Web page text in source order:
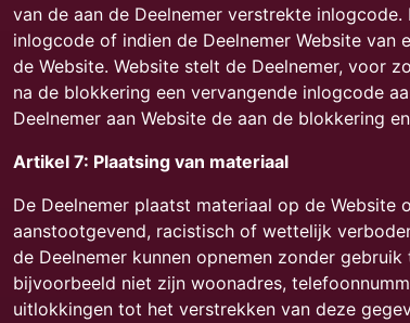
van de aan de Deelnemer verstrekte
inlogcode of indien de Deelnemer Website
de Website. Website stelt de Deelnemer, voor
na de blokkering een vervangende inlogcode
Deelnemer aan Website de aan de blokkering
Artikel 7: Plaatsing van materiaal
De Deelnemer plaatst materiaal op de
aanstootgevend, racistisch of wettelijk
de Deelnemer kunnen opnemen zonder
bijvoorbeeld niet zijn woonadres,
uitlokkingen tot het verstrekken van deze